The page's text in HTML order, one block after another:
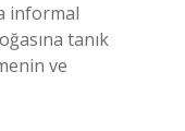
informal
tanık
ve